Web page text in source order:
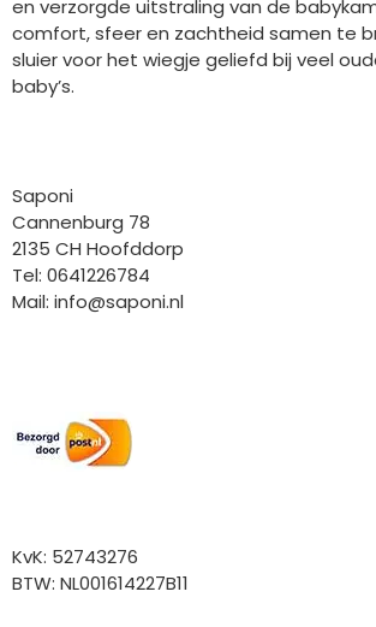
en verzorgde uitstraling van de
comfort, sfeer en zachtheid samen te
sluier voor het wiegje geliefd bij veel
baby’s.
Saponi
Cannenburg 78
2135 CH Hoofddorp
Tel: 0641226784
Mail: info@saponi.nl
KvK: 52743276
BTW: NL001614227B11